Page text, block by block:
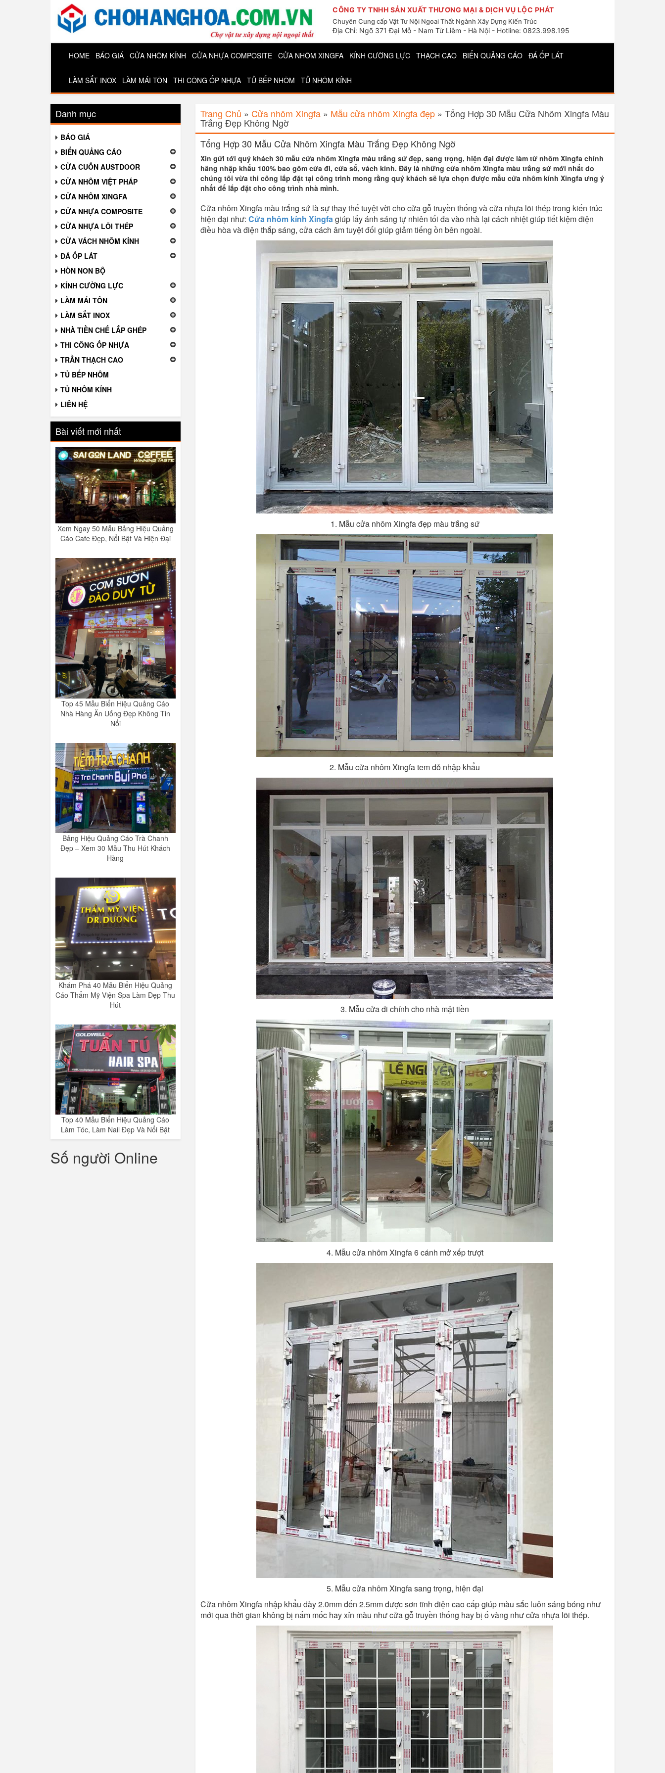
CÔNG TY TNHH SẢN XUẤT THƯƠNG MẠI & DỊCH VỤ LỘC PHÁT
Chuyên Cung cấp Vật Tư Nội Ngoai Thất Ngành Xây Dựng Kiến Trúc
Địa Chỉ: Ngõ 371 Đại Mỗ - Nam Từ Liêm - Hà Nội - Hotline: 0823.998.195
HOME BÁO GIÁ CỬA NHÔM KÍNH CỬA NHỰA COMPOSITE CỬA NHÔM XINGFA KÍNH CƯỜNG LỰC THẠCH CAO BIỂN QUẢNG CÁO ĐÁ ỐP LÁT
LÀM SẮT INOX LÀM MÁI TÔN THI CÔNG ỐP NHỰA TỦ BẾP NHÔM TỦ NHÔM KÍNH
Danh mục
BÁO GIÁ
BIỂN QUẢNG CÁO
CỬA CUỐN AUSTDOOR
CỬA NHÔM VIỆT PHÁP
CỬA NHÔM XINGFA
CỬA NHỰA COMPOSITE
CỬA NHỰA LÕI THÉP
CỬA VÁCH NHÔM KÍNH
ĐÁ ỐP LÁT
HÒN NON BỘ
KÍNH CƯỜNG LỰC
LÀM MÁI TÔN
LÀM SẮT INOX
NHÀ TIỀN CHẾ LẮP GHÉP
THI CÔNG ỐP NHỰA
TRẦN THẠCH CAO
TỦ BẾP NHÔM
TỦ NHÔM KÍNH
LIÊN HỆ
Bài viết mới nhất
Xem Ngay 50 Mẫu Bảng Hiệu Quảng
Cáo Cafe Đẹp, Nổi Bật Và Hiện Đại
Top 45 Mẫu Biển Hiệu Quảng Cáo
Nhà Hàng Ăn Uống Đẹp Không Tin
Nổi
Bảng Hiệu Quảng Cáo Trà Chanh
Đẹp – Xem 30 Mẫu Thu Hút Khách
Hàng
Khám Phá 40 Mẫu Biển Hiệu Quảng
Cáo Thẩm Mỹ Viện Spa Làm Đẹp Thu
Hút
Top 40 Mẫu Biển Hiệu Quảng Cáo
Làm Tóc, Làm Nail Đẹp Và Nổi Bật
Số người Online
Trang Chủ » Cửa nhôm Xingfa» Mẫu cửa nhôm Xingfa đẹp» Tổng Hợp 30 Mẫu Cửa Nhôm Xingfa Màu
Trắng Đẹp Không Ngờ
Tổng Hợp 30 Mẫu Cửa Nhôm Xingfa Màu Trắng Đẹp Không Ngờ
Xin gửi tới quý khách 30 mẫu cửa nhôm Xingfa màu trắng sứ đẹp, sang trọng, hiện đại được làm từ nhôm Xingfa chính
hãng nhập khẩu 100% bao gồm cửa đi, cửa sổ, vách kính. Đây là những cửa nhôm Xingfa màu trắng sứ mới nhất do
chúng tôi vừa thi công lắp đặt tại công trình mong rằng quý khách sẽ lựa chọn được mẫu cửa nhôm kính Xingfa ưng ý
nhất để lắp đặt cho công trình nhà mình.
Cửa nhôm Xingfa màu trắng sứ là sự thay thế tuyệt vời cho cửa gỗ truyền thống và cửa nhựa lõi thép trong kiến trúc
hiện đại như: Cửa nhôm kính Xingfagiúp lấy ánh sáng tự nhiên tối đa vào nhà lại cách nhiệt giúp tiết kiệm điện
điều hòa và điện thắp sáng, cửa cách âm tuyệt đối giúp giảm tiếng ồn bên ngoài.
1. Mẫu cửa nhôm Xingfa đẹp màu trắng sứ
2. Mẫu cửa nhôm Xingfa tem đỏ nhập khẩu
3. Mẫu cửa đi chính cho nhà mặt tiền
4. Mẫu cửa nhôm Xingfa 6 cánh mở xếp trượt
5. Mẫu cửa nhôm Xingfa sang trọng, hiện đại
Cửa nhôm Xingfa nhập khẩu dày 2.0mm đến 2.5mm được sơn tĩnh điện cao cấp giúp màu sắc luôn sáng bóng như
mới qua thời gian không bị nấm mốc hay xỉn màu như cửa gỗ truyền thống hay bị ố vàng như cửa nhựa lõi thép.